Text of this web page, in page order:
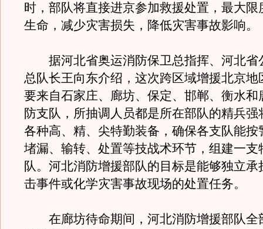
时，部队将直接进京参加救援处置，最大限
生命，减少灾害损失，降低灾害事故影响。
据河北省奥运消防保卫总指挥、河北省
总队长王向东介绍，这次跨区域增援北京地
要来自石家庄、廊坊、保定、邯郸、衡水和
防支队，所抽调人员都是所在部队的精兵强
各种高、精、尖特勤装备，确保各支队能按
堵漏、输转、处置等技战术环节，组建一支
队。河北消防增援部队的目标是能够独立承
击事件或化学灾害事故现场的处置任务。
在廊坊待命期间，河北消防增援部队全